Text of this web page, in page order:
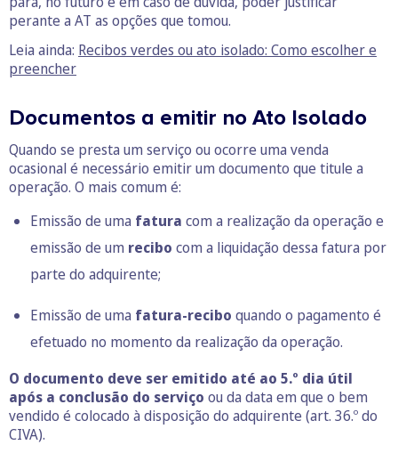
perante a AT as opções que tomou.
Leia ainda: Recibos verdes ou ato isolado: Como escolher e
preencher
Documentos a emitir no Ato Isolado
Quando se presta um serviço ou ocorre uma venda
ocasional é necessário emitir um documento que titule a
operação. O mais comum é:
Emissão de uma fatura com a realização da operação e
emissão de um recibo com a liquidação dessa fatura por
parte do adquirente;
Emissão de uma fatura-recibo quando o pagamento é
efetuado no momento da realização da operação.
O documento deve ser emitido até ao 5.º dia útil
após a conclusão do serviço ou da data em que o bem
vendido é colocado à disposição do adquirente (art. 36.º do
CIVA).